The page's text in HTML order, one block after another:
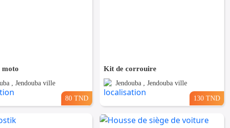
moto
, Jendouba ville
80 TND
Kit de corrouire
Jendouba , Jendouba ville
130 TND